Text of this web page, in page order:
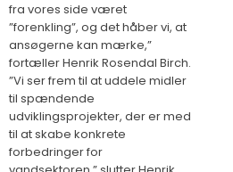
fra vores side været
”forenkling”, og det håber vi, at
ansøgerne kan mærke,”
fortæller Henrik Rosendal Birch.
”Vi ser frem til at uddele midler
til spændende
udviklingsprojekter, der er med
til at skabe konkrete
forbedringer for